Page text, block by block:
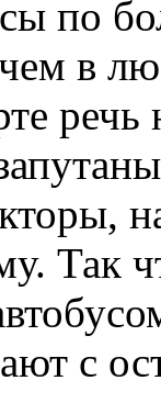
по
в
Так
с